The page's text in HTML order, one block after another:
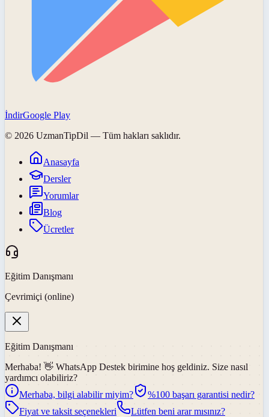
İndirGoogle Play
© 2026 UzmanTipDil — Tüm hakları saklıdır.
Anasayfa
Dersler
Yorumlar
Blog
Ücretler
Eğitim Danışmanı
Çevrimiçi (online)
Eğitim Danışmanı
Merhaba! 👋 WhatsApp Destek birimine hoş geldiniz. Size nasıl
yardımcı olabiliriz?
Merhaba, bilgi alabilir miyim?
%100 başarı garantisi nedir?
Fiyat ve taksit seçenekleri
Lütfen beni arar mısınız?